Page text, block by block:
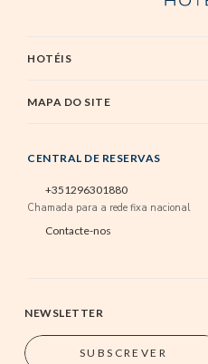
HOTÉIS
MAPA DO SITE
CENTRAL DE RESERVAS
+351296301880
Chamada para a rede fixa nacional
Contacte-nos
NEWSLETTER
SUBSCREVER